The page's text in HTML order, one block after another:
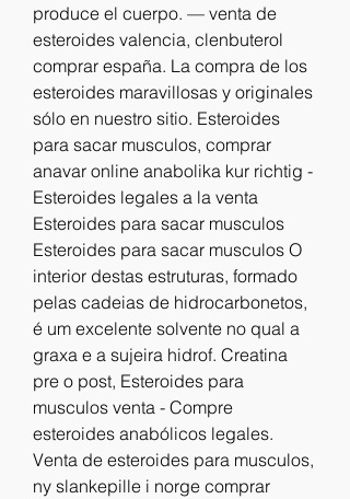
produce el cuerpo. — venta de
esteroides valencia, clenbuterol
comprar españa. La compra de los
esteroides maravillosas y originales
sólo en nuestro sitio. Esteroides
para sacar musculos, comprar
anavar online anabolika kur richtig -
Esteroides legales a la venta
Esteroides para sacar musculos
Esteroides para sacar musculos O
interior destas estruturas, formado
pelas cadeias de hidrocarbonetos,
é um excelente solvente no qual a
graxa e a sujeira hidrof. Creatina
pre o post, Esteroides para
musculos venta - Compre
esteroides anabólicos legales.
Venta de esteroides para musculos,
ny slankepille i norge comprar